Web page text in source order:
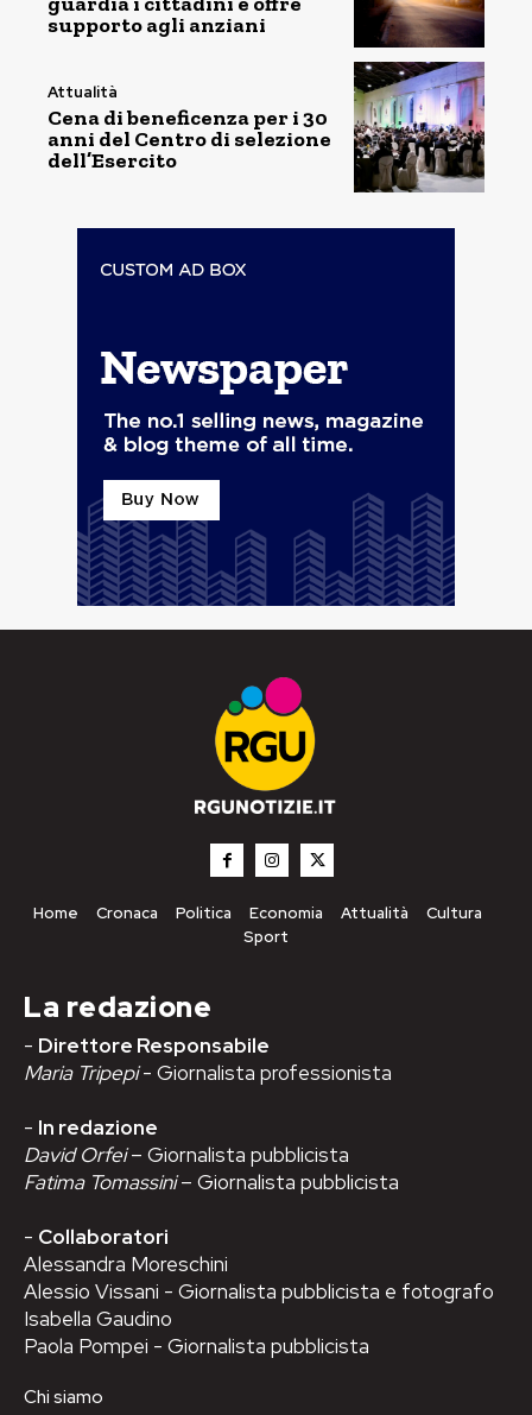
supporto agli anziani
Attualità
Cena di beneficenza per i 30
anni del Centro di selezione
dell’Esercito
Home Cronaca Politica Economia Attualità
Cultura
Sport
La redazione
- Direttore Responsabile
Maria Tripepi- Giornalista professionista
- In redazione
David Orfei– Giornalista pubblicista
Fatima Tomassini– Giornalista pubblicista
- Collaboratori
Alessandra Moreschini
Alessio Vissani - Giornalista pubblicista e fotografo
Isabella Gaudino
Paola Pompei - Giornalista pubblicista
Chi siamo